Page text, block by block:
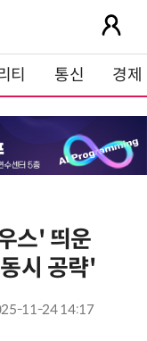
티 통신 경제
스' 띄운
시 공략'
11-24 14:17